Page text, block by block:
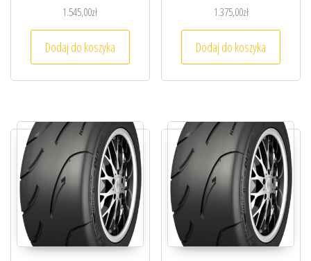
1.545,00zł
Dodaj do koszyka
1.375,00zł
Dodaj do koszyka